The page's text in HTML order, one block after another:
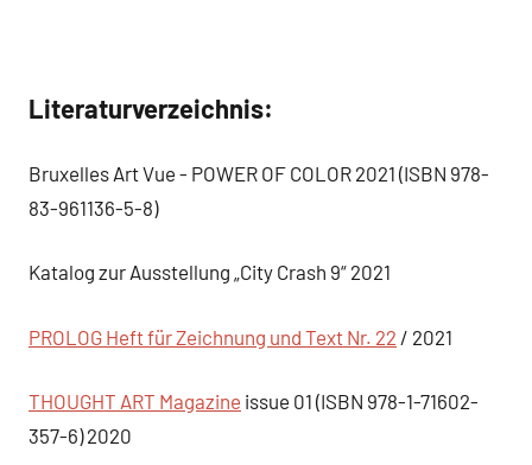
Literaturverzeichnis:
Bruxelles Art Vue - POWER OF COLOR 2021 (ISBN 978-
83-961136-5-8)
Katalog zur Ausstellung „City Crash 9“ 2021
PROLOG Heft für Zeichnung und Text Nr. 22 / 2021
THOUGHT ART Magazine issue 01 (ISBN 978-1-71602-
357-6) 2020